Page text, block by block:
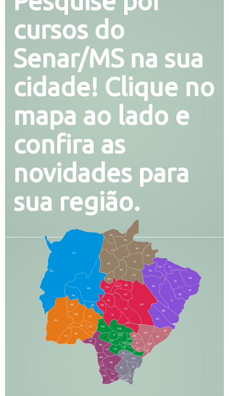
cursos do
Senar/MS na sua
cidade! Clique no
mapa ao lado e
confira as
novidades para
sua região.
CO
AQ
MI
AN
CX
RI
AL
CR
FI
SG
BA
CA
PA
CH CL
PB
SE
TL
AG
BR
SR
BT
AR
RP
RO
JG
CG
SI
NA
TA
NH
JT
RB
MA
IT
DR
DO
CP
JU
NV
IQ
EL
BD
BO
NI
JD
PO
BV
CC
PP
AJ
LC
AM
AB
JP
DB
TE
CS
PR
TA
SQ
IG
MN
IN
NO
BP
RN
CN
GL
AN
IV
FS
VC
GD
DE
AT
PG
SO
LA